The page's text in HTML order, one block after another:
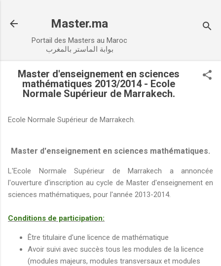
Master.ma
Portail des Masters au Maroc
بوابة الماستر بالمغرب
Master d'enseignement en sciences
mathématiques 2013/2014 - Ecole
Normale Supérieur de Marrakech.
Ecole Normale Supérieur de Marrakech.
Master d'enseignement en sciences mathématiques.
L'Ecole Normale Supérieur de Marrakech a annoncée
l'ouverture d'inscription au cycle de Master d'enseignement en
sciences mathématiques, pour l'année 2013-2014.
Conditions de participation:
Être titulaire d'une licence de mathématique
Avoir suivi avec succès tous les modules de la licence
(modules majeurs, modules transversaux et modules